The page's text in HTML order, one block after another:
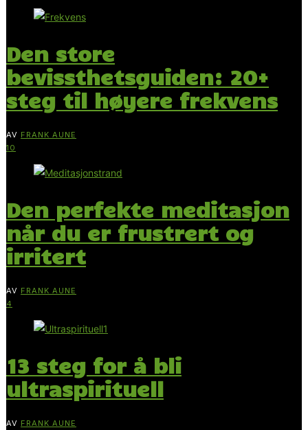
Den store
bevissthetsguiden: 20+
steg til høyere frekvens
AV FRANK AUNE
10
Den perfekte meditasjon
når du er frustrert og
irritert
AV FRANK AUNE
4
13 steg for å bli
ultraspirituell
AV FRANK AUNE